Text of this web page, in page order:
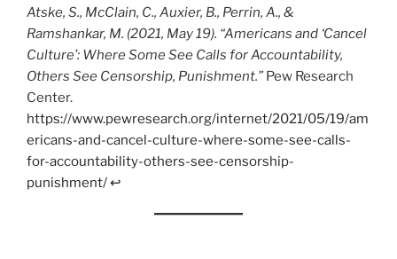
Atske, S., McClain, C., Auxier, B., Perrin, A., &
Ramshankar, M. (2021, May 19). “Americans and ‘Cancel
Culture’: Where Some See Calls for Accountability,
Others See Censorship, Punishment.” Pew Research
Center.
https://www.pewresearch.org/internet/2021/05/19/am
ericans-and-cancel-culture-where-some-see-calls-
for-accountability-others-see-censorship-
punishment/↩︎